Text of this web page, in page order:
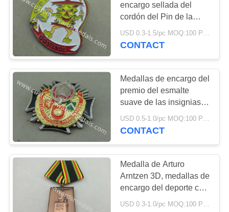
encargo sellada del
cordón del Pin de la
solapa del festival del
carnaval con el esmalte
CONTACT
Medallas de encargo del
premio del esmalte
suave de las insignias
del recuerdo del oro 3D
2,0 pulgadas
USD 0.5-1.0/pc MOQ:100 PC por diseño
CONTACT
Medalla de Arturo
Arntzen 3D, medallas de
encargo del deporte con
la cinta especial, pieza
USD 0.3-1.0/pc MOQ:100 PC por diseño